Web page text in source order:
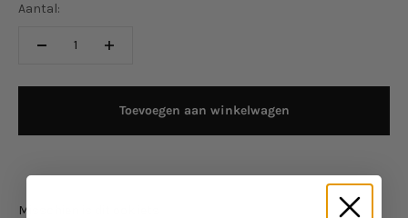
Aantal:
Toevoegen aan winkelwagen